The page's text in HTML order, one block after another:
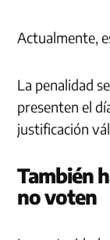
Actualmente,
La penalidad
presenten el
justificación
También
no voten